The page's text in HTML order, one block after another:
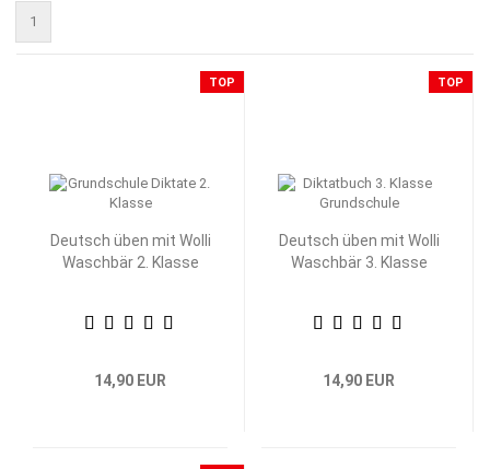
1
TOP
Deutsch üben mit Wolli
Waschbär 2. Klasse
14,90 EUR
TOP
Deutsch üben mit Wolli
Waschbär 3. Klasse
14,90 EUR